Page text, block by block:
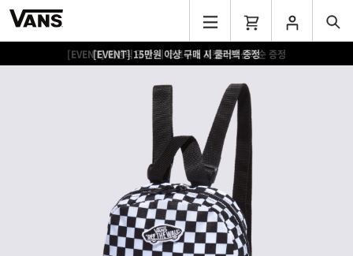
[EVENT] 15만원 이상 구매 시 쿨러백 증정